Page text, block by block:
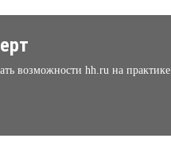
возможности hh.ru на практике